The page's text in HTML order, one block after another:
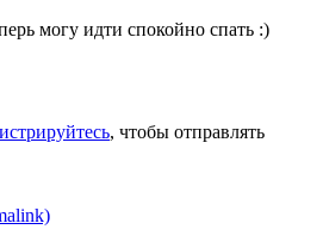
могу идти спокойно спать :)
, чтобы отправлять